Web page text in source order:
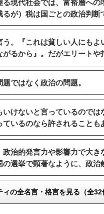
る現代社会では、富裕層への
が）税は国ごとの政治判断
。『これは貧しい人にもよ
るから』。だがエリートや
ではなく政治の問題。
いけないと言っているのでは
いるのなら許されることも
政治的発言力や影響力で大き
選挙で顕著なように、政治
ィの全名言・格言を見る（全32